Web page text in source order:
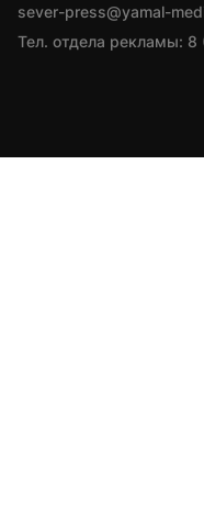
sever-press@yamal-
Тел. отдела рекламы: